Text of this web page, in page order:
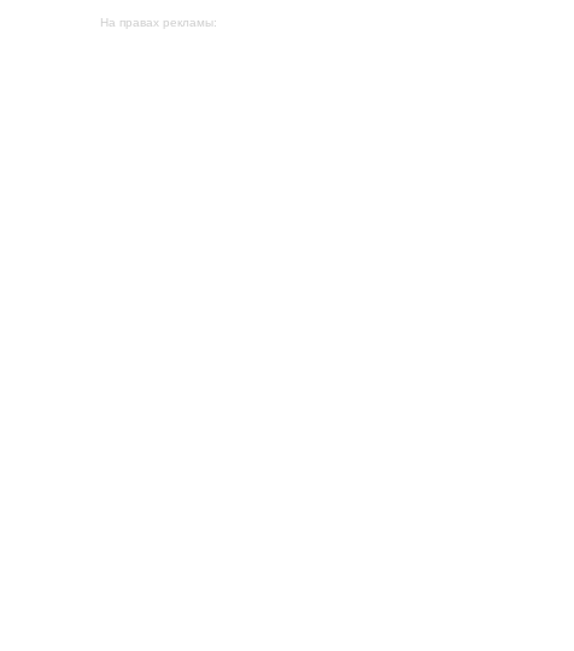
На правах рекламы: